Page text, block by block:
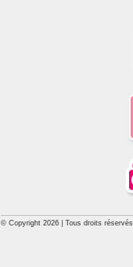
© Copyright 2026 | Tous droits